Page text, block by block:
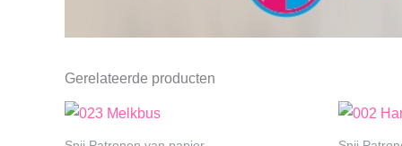
Gerelateerde producten